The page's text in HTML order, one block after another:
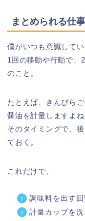
まとめられる仕
僕がいつも意識して
1回の移動や行動で、
のこと。
たとえば、きんぴらご
醤油を計量しますよね
そのタイミングで、
ておく。
これだけで、
調味料を出す
計量カップを